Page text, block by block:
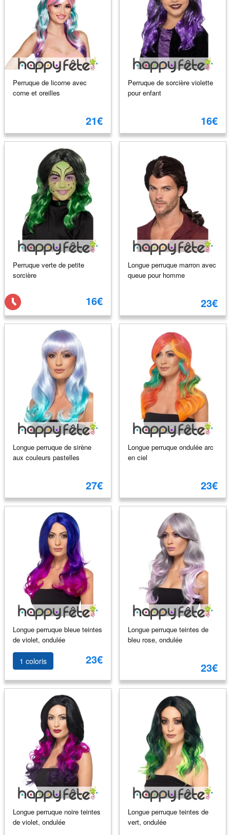
Perruque de licorne avec
corne et oreilles
21€
Perruque de sorcière violette
pour enfant
16€
Perruque verte de petite
sorcière
16€
Longue perruque marron avec
queue pour homme
23€
Longue perruque de sirène
aux couleurs pastelles
27€
Longue perruque ondulée arc
en ciel
23€
Longue perruque bleue teintes
de violet, ondulée
1 coloris 23€
Longue perruque teintes de
bleu rose, ondulée
23€
Longue perruque noire teintes
de violet, ondulée
Longue perruque teintes de
vert, ondulée